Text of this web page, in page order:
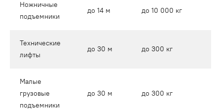
Ножничные
подъемники
до 14 м до 10 000 кг
Технические
лифты
до 30 м до 300 кг
Малые
грузовые
подъемники
до 30 м до 300 кг